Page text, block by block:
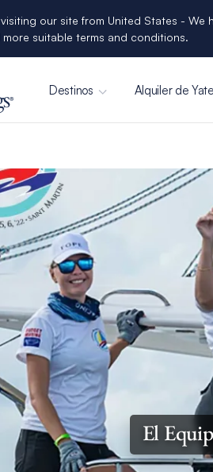
our site from United States -
suitable terms and conditions.
Destinos Alquiler de
El